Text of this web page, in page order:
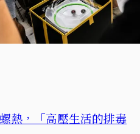
熱，「高壓生活的排毒